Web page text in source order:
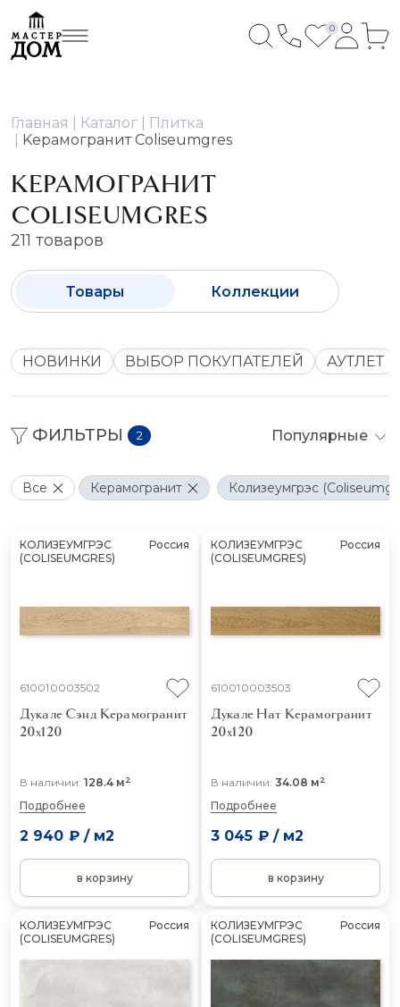
0
Главная Каталог
Плитка
Kерамогранит Coliseumgres
KЕРАМОГРАНИТ
COLISEUMGRES
211 товаров
Товары Коллекции
НОВИНКИ ВЫБОР ПОКУПАТЕЛЕЙ АУТЛЕТ
ФИЛЬТРЫ 2 Популярные
Все Керамогранит Колизеумгрэс
КОЛИЗЕУМГРЭС
(COLISEUMGRES)
Россия
610010003502
Дукале Сэнд Керамогранит
20x120
В наличии: 128.4 м2
Подробнее
2 940 ₽/ м2
в корзину
КОЛИЗЕУМГРЭС
(COLISEUMGRES)
Россия
610010003503
Дукале Нат Керамогранит
20x120
В наличии: 34.08 м2
Подробнее
3 045 ₽/ м2
в корзину
КОЛИЗЕУМГРЭС
(COLISEUMGRES)
Россия
КОЛИЗЕУМГРЭС
(COLISEUMGRES)
Россия